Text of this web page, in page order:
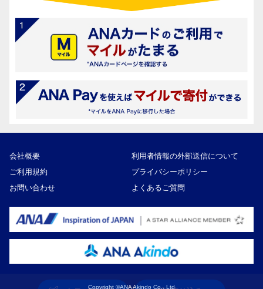
会社概要
利用者情報の外部送信について
ご利用規約
プライバシーポリシー
お問い合わせ
よくあるご質問
Copyright ©ANA Akindo Co., Ltd